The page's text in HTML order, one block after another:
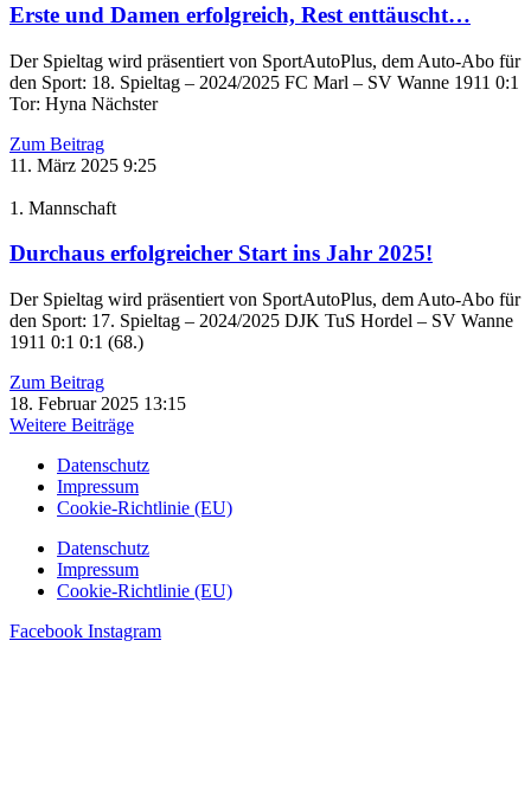
Erste und Damen erfolgreich, Rest enttäuscht…
Der Spieltag wird präsentiert von SportAutoPlus, dem Auto-Abo für
den Sport: 18. Spieltag – 2024/2025 FC Marl – SV Wanne 1911 0:1
Tor: Hyna Nächster
Zum Beitrag
11. März 2025 9:25
1. Mannschaft
Durchaus erfolgreicher Start ins Jahr 2025!
Der Spieltag wird präsentiert von SportAutoPlus, dem Auto-Abo für
den Sport: 17. Spieltag – 2024/2025 DJK TuS Hordel – SV Wanne
1911 0:1 0:1 (68.)
Zum Beitrag
18. Februar 2025 13:15
Weitere Beiträge
Datenschutz
Impressum
Cookie-Richtlinie (EU)
Datenschutz
Impressum
Cookie-Richtlinie (EU)
Facebook Instagram